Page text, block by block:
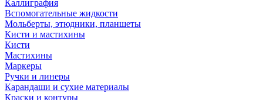
Каллиграфия
Вспомогательные жидкости
Мольберты, этюдники, планшеты
Кисти и мастихины
Кисти
Мастихины
Маркеры
Ручки и линеры
Карандаши и сухие материалы
Краски и контуры